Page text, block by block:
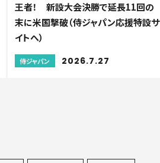
王者！ 新設大会決勝で延長11回の
末に米国撃破（侍ジャパン応援特設サ
イトへ）
侍ジャパン 2026.7.27